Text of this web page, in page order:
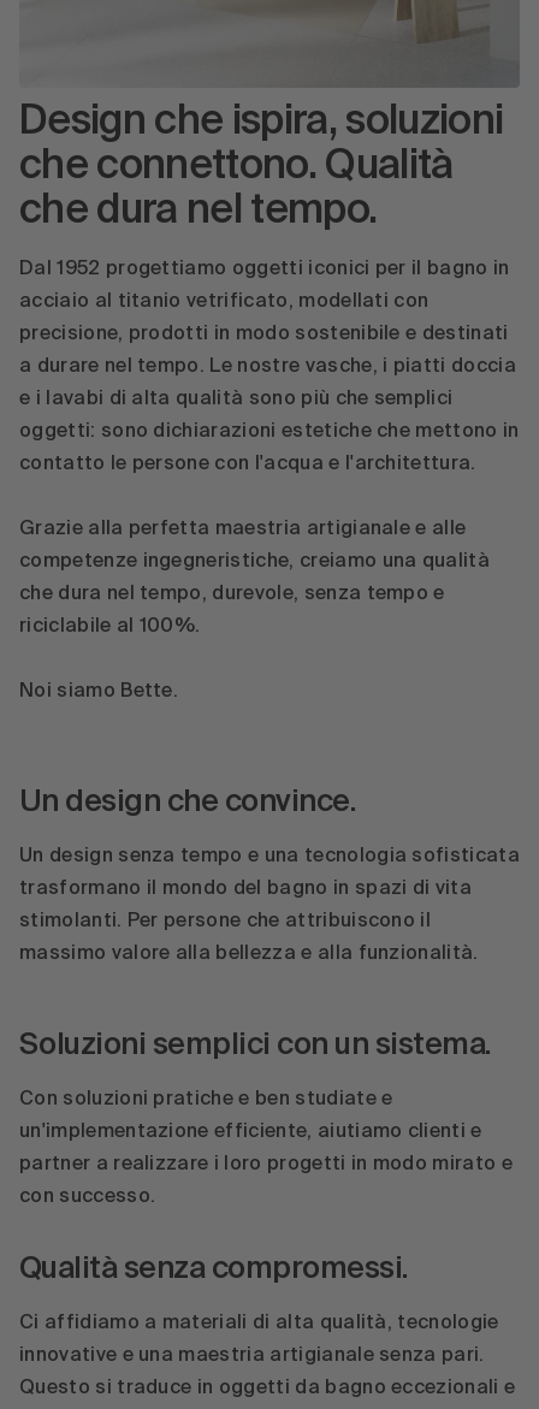
Design che ispira, soluzioni
che connettono. Qualità
che dura nel tempo.
Dal 1952 progettiamo oggetti iconici per il bagno in
acciaio al titanio vetrificato, modellati con
precisione, prodotti in modo sostenibile e destinati
a durare nel tempo. Le nostre vasche, i piatti doccia
e i lavabi di alta qualità sono più che semplici
oggetti: sono dichiarazioni estetiche che mettono in
contatto le persone con l'acqua e l'architettura.
Grazie alla perfetta maestria artigianale e alle
competenze ingegneristiche, creiamo una qualità
che dura nel tempo, durevole, senza tempo e
riciclabile al 100%.
Noi siamo Bette.
Un design che convince.
Un design senza tempo e una tecnologia sofisticata
trasformano il mondo del bagno in spazi di vita
stimolanti. Per persone che attribuiscono il
massimo valore alla bellezza e alla funzionalità.
Soluzioni semplici con un sistema.
Con soluzioni pratiche e ben studiate e
un'implementazione efficiente, aiutiamo clienti e
partner a realizzare i loro progetti in modo mirato e
con successo.
Qualità senza compromessi.
Ci affidiamo a materiali di alta qualità, tecnologie
innovative e una maestria artigianale senza pari.
Questo si traduce in oggetti da bagno eccezionali e